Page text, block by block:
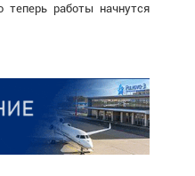
теперь работы начнутся